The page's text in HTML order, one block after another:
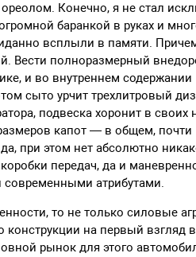
Конечно, я не стал
баранкой в руках и
всплыли в памяти.
Вести полноразмерный
и во внутреннем
сыто урчит трехлитровый
подвеска хоронит в
капот — в общем, почти
при этом нет абсолютно
передач, да и
атрибутами.
то не только силовые
конструкции на первый
рынок для этого